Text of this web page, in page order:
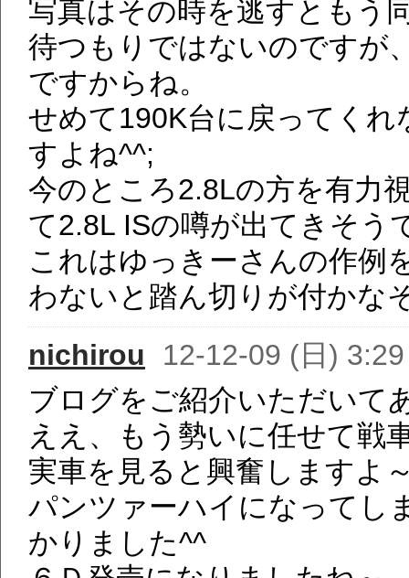
写真はその時を逃すともう
待つもりではないのですが
ですからね。
せめて190K台に戻ってく
すよね^^;
今のところ2.8Lの方を有力
て2.8L ISの噂が出てきそう
これはゆっきーさんの作例
わないと踏ん切りが付かな
nichirou
12-12-09 (日) 3:29
ブログをご紹介いただいて
ええ、もう勢いに任せて戦
実車を見ると興奮しますよ
パンツァーハイになってし
かりました^^